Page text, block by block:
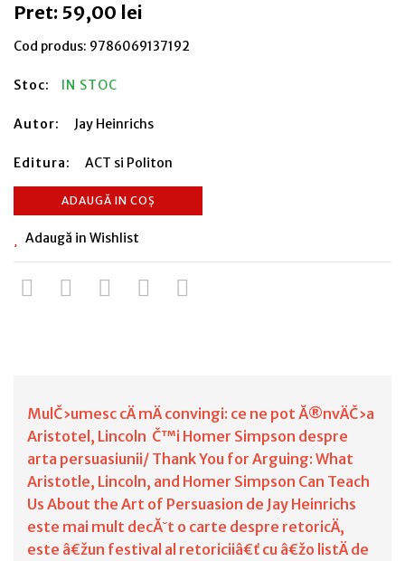
Pret: 59,00 lei
Cod produs: 9786069137192
Stoc: IN STOC
Autor: Jay Heinrichs
Editura: ACT si Politon
ADAUGĂ IN COȘ
Adaugă in Wishlist
MulČ›umesc cÄ mÄ convingi: ce ne pot Ă®nvÄČ›a
Aristotel, Lincoln Č™i Homer Simpson despre
arta persuasiunii/ Thank You for Arguing: What
Aristotle, Lincoln, and Homer Simpson Can Teach
Us About the Art of Persuasion de Jay Heinrichs
este mai mult decĂ˘t o carte despre retoricÄ,
este â€žun festival al retoriciiâ€ť cu â€žo listÄ de